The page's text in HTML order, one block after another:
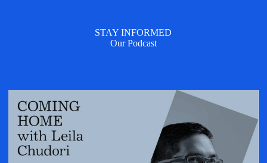
STAY INFORMED
Our Podcast